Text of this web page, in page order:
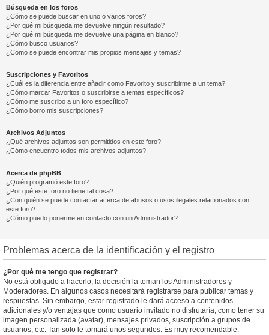
Búsqueda en los foros
¿Cómo se puede buscar en uno o varios foros?
¿Por qué mi búsqueda me devuelve ningún resultado?
¿Por qué mi búsqueda me devuelve una página en blanco?
¿Cómo busco usuarios?
¿Como se puede encontrar mis propios mensajes y temas?
Suscripciones y Favoritos
¿Cuál es la diferencia entre añadir como Favorito y suscribirme a un tema?
¿Cómo marcar Favoritos o suscribirse a temas específicos?
¿Cómo me suscribo a un foro específico?
¿Cómo borro mis suscripciones?
Archivos Adjuntos
¿Qué archivos adjuntos son permitidos en este foro?
¿Cómo encuentro todos mis archivos adjuntos?
Acerca de phpBB
¿Quién programó este foro?
¿Por qué este foro no tiene tal cosa?
¿Con quién se puede contactar acerca de abusos o usos ilegales relacionados con
este foro?
¿Cómo puedo ponerme en contacto con un Administrador?
Problemas acerca de la identificación y el registro
¿Por qué me tengo que registrar?
No está obligado a hacerlo, la decisión la toman los Administradores y
Moderadores. En algunos casos necesitará registrarse para publicar temas y
respuestas. Sin embargo, estar registrado le dará acceso a contenidos
adicionales y/o ventajas que como usuario invitado no disfrutaría, como tener su
imagen personalizada (avatar), mensajes privados, suscripción a grupos de
usuarios, etc. Tan solo le tomará unos segundos. Es muy recomendable.